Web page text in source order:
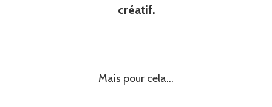
créatif.
Mais pour cela…